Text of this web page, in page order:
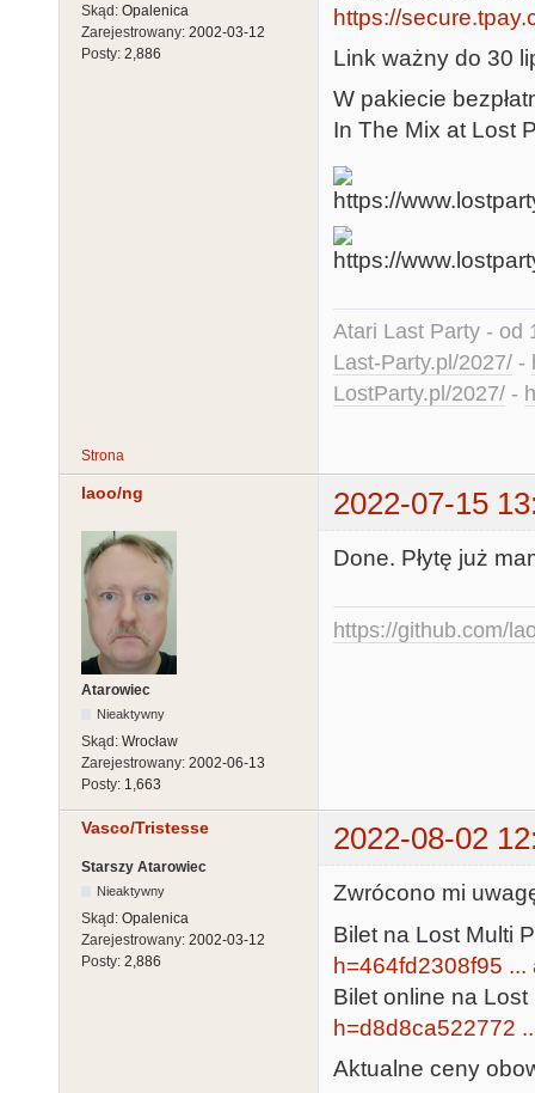
Skąd: Opalenica
Zarejestrowany: 2002-03-12
Posty: 2,886
https://
Link ważny do 30
W pakiecie
In The Mix at Lost
Atari Last Party - od
Last-Party.pl/2027/ -
LostParty.pl/2027/ -
Strona
laoo/ng 2022-07-15
Atarowiec
Nieaktywny
Skąd: Wrocław
Zarejestrowany: 2002-06-13
Posty: 1,663
Done. Płytę już
https://github.com/
Vasco/Tristesse 2022-08-02
Starszy Atarowiec
Nieaktywny
Skąd: Opalenica
Zarejestrowany: 2002-03-12
Posty: 2,886
Zwrócono mi
Bilet na Lost Multi
h=464fd2308f95
Bilet online na
h=d8d8ca522772
Aktualne ceny